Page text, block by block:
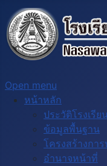
Open menu
หน้าหลัก
ประวัติโรงเรีย
ข้อมูลพื้นฐาน
โครงสร้างกา
อำนาจหน้าที่